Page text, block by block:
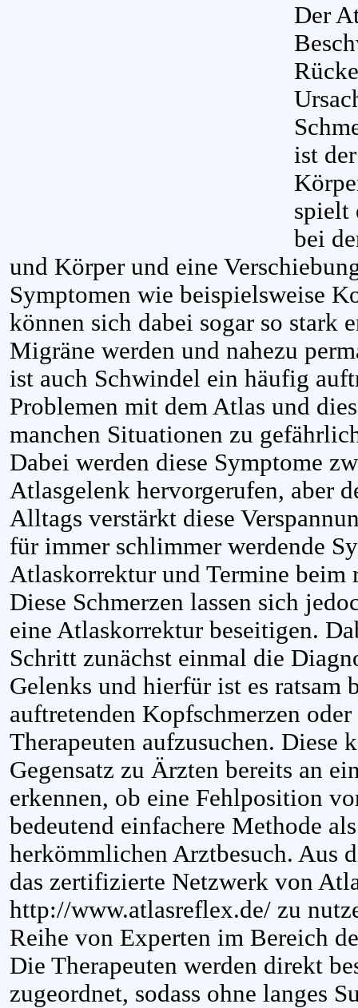
Der
ist
spielt
bei
und Körper und eine
Symptomen wie beispielsweise
können sich dabei sogar so stark
Migräne werden und nahezu
ist auch Schwindel ein häufig
Problemen mit dem Atlas und
manchen Situationen zu
Dabei werden diese Symptome
Atlasgelenk hervorgerufen, aber
Alltags verstärkt diese
für immer schlimmer werdende
Atlaskorrektur und Termine beim
Diese Schmerzen lassen sich
eine Atlaskorrektur beseitigen.
Schritt zunächst einmal die
Gelenks und hierfür ist es ratsam
auftretenden Kopfschmerzen
Therapeuten aufzusuchen. Diese
Gegensatz zu Ärzten bereits an
erkennen, ob eine Fehlposition
bedeutend einfachere Methode
herkömmlichen Arztbesuch. Aus
das zertifizierte Netzwerk von
http://www.atlasreflex.de/ zu
Reihe von Experten im Bereich
Die Therapeuten werden direkt
zugeordnet, sodass ohne langes